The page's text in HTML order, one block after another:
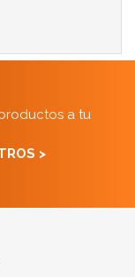
a tu
>